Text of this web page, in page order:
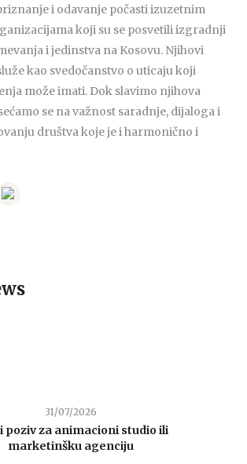
i odavanje počasti izuzetnim
koji su se posvetili izgradnji
i jedinstva na Kosovu. Njihovi
kao svedočanstvo o uticaju koji
može imati. Dok slavimo njihova
se na važnost saradnje, dijaloga i
društva koje je i harmonično i
31/07/2026
poziv za animacioni studio ili
marketinšku agenciju